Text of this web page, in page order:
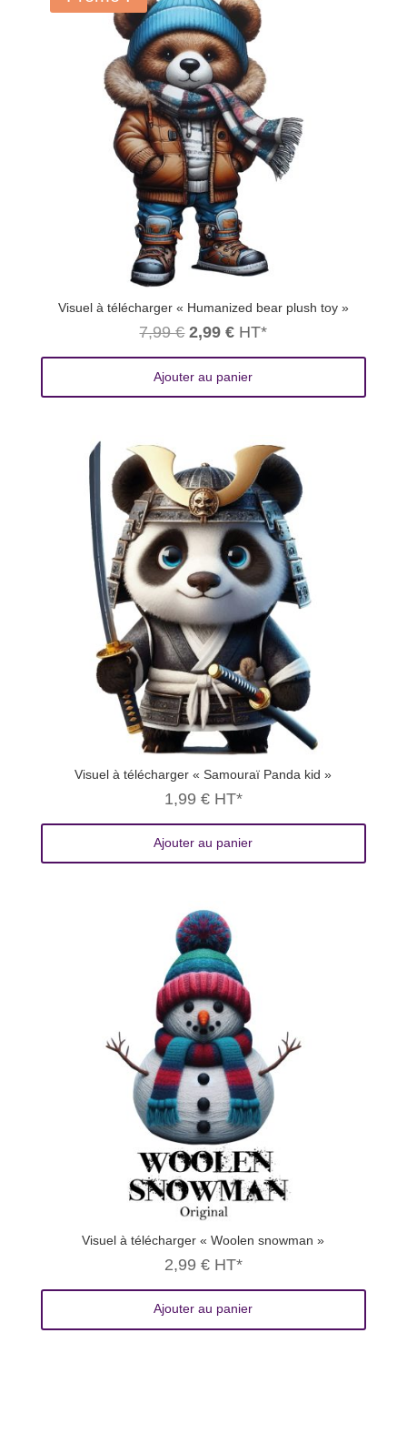
Visuel à télécharger « Humanized bear plush toy »
7,99€ Le
prix
initial
était :
2,99€Le
prix
actuel
est :
HT*
Ajouter au panier
Visuel à télécharger « Samouraï Panda kid »
1,99 € HT*
Ajouter au panier
Visuel à télécharger « Woolen snowman »
2,99 € HT*
Ajouter au panier